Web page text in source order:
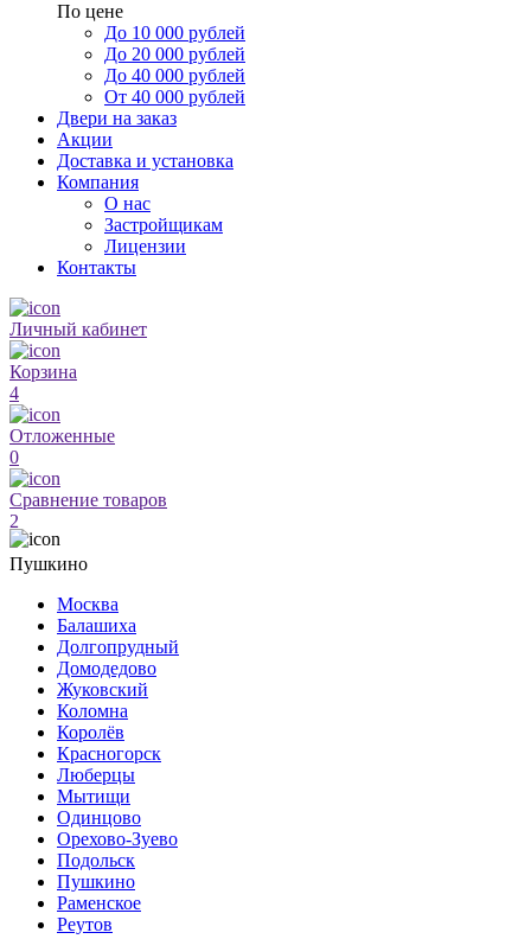
По цене
До 10 000 рублей
До 20 000 рублей
До 40 000 рублей
От 40 000 рублей
Двери на заказ
Акции
Доставка и установка
Компания
О нас
Застройщикам
Лицензии
Контакты
Личный кабинет
Корзина
4
Отложенные
0
Сравнение товаров
2
Пушкино
Москва
Балашиха
Долгопрудный
Домодедово
Жуковский
Коломна
Королёв
Красногорск
Люберцы
Мытищи
Одинцово
Орехово-Зуево
Подольск
Пушкино
Раменское
Реутов